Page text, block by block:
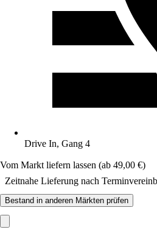
Drive In, Gang 4
Vom Markt liefern lassen (ab 49,00 €)
Zeitnahe Lieferung nach
Bestand in anderen Märkten prüfen